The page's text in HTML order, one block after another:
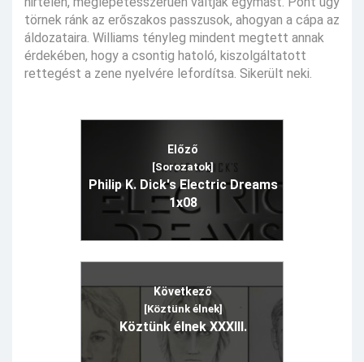
törnek ránk az erőszakos passzusok, ahogyan a cápa az
áldozataira. Williams tényleg mindent megtett annak
érdekében, hogy a csontig hatoló, kiszolgáltatott
rettegést a zene nyelvére lefordítsa. Sikerült neki.
Előző
[Sorozatok]
Philip K. Dick's Electric Dreams
1x08
Következő
[Köztünk élnek]
Köztünk élnek XXXIII.